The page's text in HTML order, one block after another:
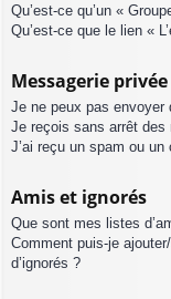
Qu’est-ce qu’un «
Qu’est-ce que le lien «
Messagerie privée
Je ne peux pas envoyer
Je reçois sans arrêt des
J’ai reçu un spam ou
Amis et ignorés
Que sont mes listes
Comment puis-je
d’ignorés ?